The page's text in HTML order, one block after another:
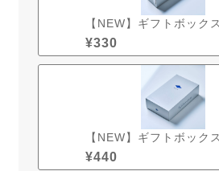
【NEW】ギフトボック
¥330
【NEW】ギフトボック
¥440